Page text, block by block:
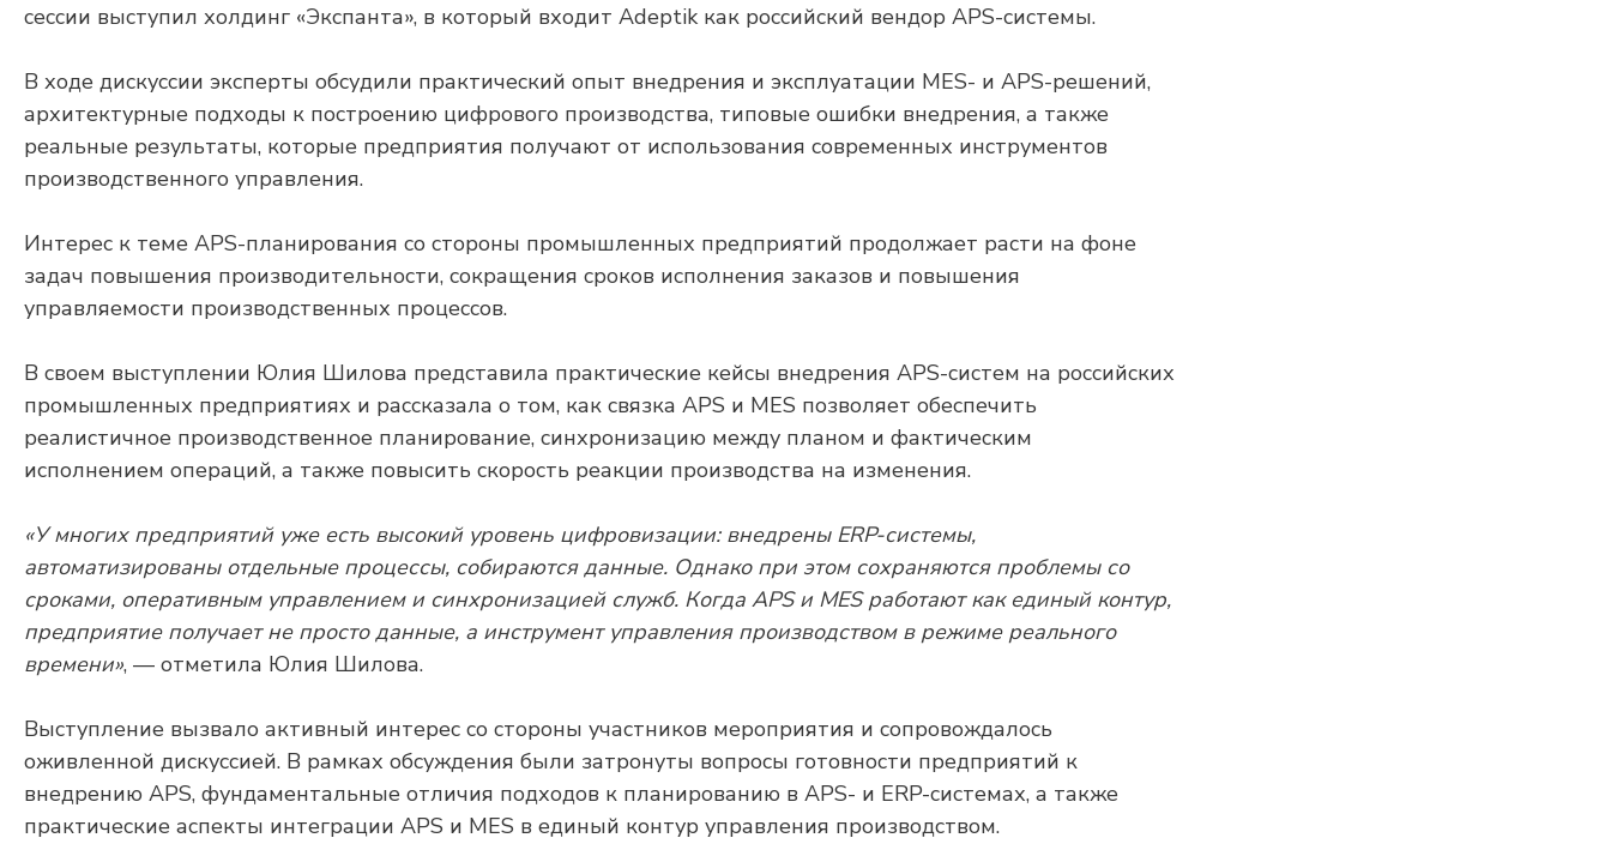
сессии выступил холдинг «Экспанта», в который входит Adeptik как российский вендор APS-системы.
В ходе дискуссии эксперты обсудили практический опыт внедрения и эксплуатации MES- и APS-решений,
архитектурные подходы к построению цифрового производства, типовые ошибки внедрения, а также
реальные результаты, которые предприятия получают от использования современных инструментов
производственного управления.
Интерес к теме APS-планирования со стороны промышленных предприятий продолжает расти на фоне
задач повышения производительности, сокращения сроков исполнения заказов и повышения
управляемости производственных процессов.
В своем выступлении Юлия Шилова представила практические кейсы внедрения APS-систем на российских
промышленных предприятиях и рассказала о том, как связка APS и MES позволяет обеспечить
реалистичное производственное планирование, синхронизацию между планом и фактическим
исполнением операций, а также повысить скорость реакции производства на изменения.
«У многих предприятий уже есть высокий уровень цифровизации: внедрены ERP-системы,
автоматизированы отдельные процессы, собираются данные. Однако при этом сохраняются проблемы со
сроками, оперативным управлением и синхронизацией служб. Когда APS и MES работают как единый контур,
предприятие получает не просто данные, а инструмент управления производством в режиме реального
времени», — отметила Юлия Шилова.
Выступление вызвало активный интерес со стороны участников мероприятия и сопровождалось
оживленной дискуссией. В рамках обсуждения были затронуты вопросы готовности предприятий к
внедрению APS, фундаментальные отличия подходов к планированию в APS- и ERP-системах, а также
практические аспекты интеграции APS и MES в единый контур управления производством.